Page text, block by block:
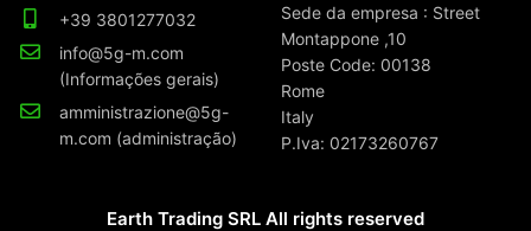
+39 3801277032
info@5g-m.com
(Informações gerais)
amministrazione@5g-
m.com (administração)
Sede da empresa : Street
Montappone ,10
Poste Code: 00138
Rome
Italy
P.Iva: 02173260767
Earth Trading SRL All rights reserved